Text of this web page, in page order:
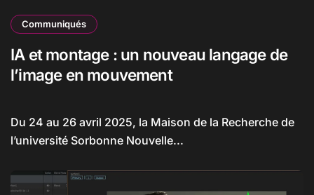
Communiqués
IA et montage : un nouveau langage de
l’image en mouvement
Du 24 au 26 avril 2025, la Maison de la Recherche de
l’université Sorbonne Nouvelle...